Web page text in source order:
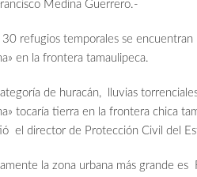
Medina Guerrero.-
30 refugios temporales se
en la frontera tamaulipeca.
de huracán, lluvias
tocaría tierra en la frontera chica
el director de Protección Civil del
la zona urbana más grande